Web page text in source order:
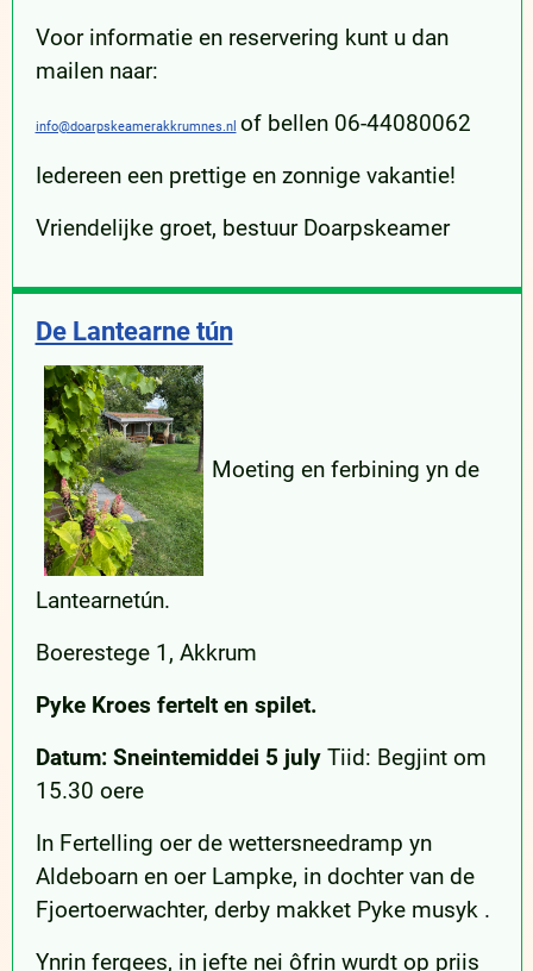
Voor informatie en reservering kunt u dan
mailen naar:
info@doarpskeamerakkrumnes.nl of bellen 06-44080062
Iedereen een prettige en zonnige vakantie!
Vriendelijke groet, bestuur Doarpskeamer
De Lantearne tún
Moeting en ferbining yn de
Lantearnetún.
Boerestege 1, Akkrum
Pyke Kroes fertelt en spilet.
Datum: Sneintemiddei 5 julyTiid: Begjint om
15.30 oere
In Fertelling oer de wettersneedramp yn
Aldeboarn en oer Lampke, in dochter van de
Fjoertoerwachter, derby makket Pyke musyk .
Ynrin fergees, in jefte nei ôfrin wurdt op priis